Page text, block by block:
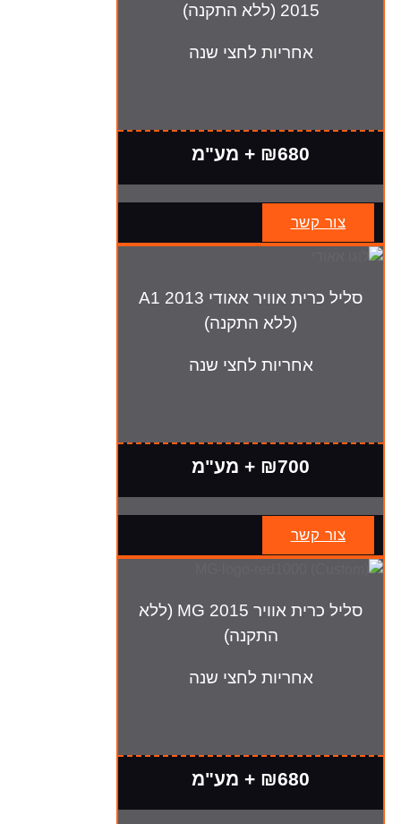
2015 (ללא התקנה)
אחריות לחצי שנה
₪680 + מע"מ
צור קשר
סליל כרית אוויר אאודי A1 2013
(ללא התקנה)
אחריות לחצי שנה
₪700 + מע"מ
צור קשר
סליל כרית אוויר MG 2015 (ללא
התקנה)
אחריות לחצי שנה
₪680 + מע"מ